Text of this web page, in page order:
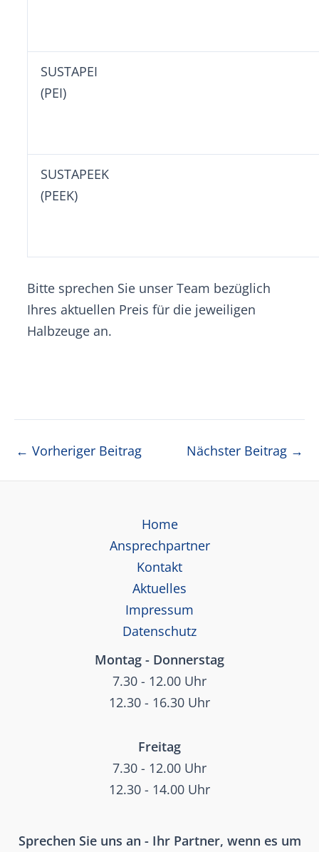
(PEI)
(PEEK)
Bitte sprechen Sie unser Team bezüglich
Ihres aktuellen Preis für die jeweiligen
Halbzeuge an.
Beitragsnavigation
← Vorheriger Beitrag Nächster Beitrag →
Home
Ansprechpartner
Kontakt
Aktuelles
Impressum
Datenschutz
Montag - Donnerstag
7.30 - 12.00 Uhr
12.30 - 16.30 Uhr
Freitag
7.30 - 12.00 Uhr
12.30 - 14.00 Uhr
Sprechen Sie uns an - Ihr Partner, wenn es um